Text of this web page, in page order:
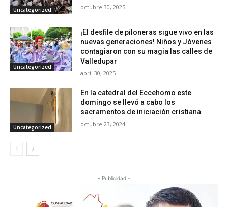
Uncategorized octubre 30, 2025
Uncategorized
¡El desfile de piloneras sigue vivo en las
nuevas generaciones! Niños y Jóvenes
contagiaron con su magia las calles de
Valledupar
abril 30, 2025
Uncategorized
En la catedral del Eccehomo este
domingo se llevó a cabo los
sacramentos de iniciación cristiana
octubre 23, 2024
- Publicidad -